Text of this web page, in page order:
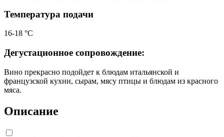
Температура подачи
16-18 °C
Дегустационное сопровождение:
Вино прекрасно подойдет к блюдам итальянской и
французской кухни, сырам, мясу птицы и блюдам из красного
мяса.
Описание